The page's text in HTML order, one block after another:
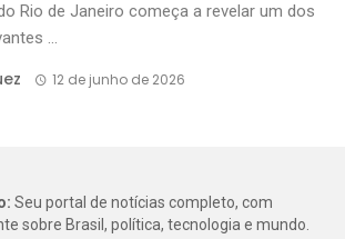
Rio de Janeiro começa a revelar um dos
...
12 de junho de 2026
Seu portal de notícias completo, com
sobre Brasil, política, tecnologia e mundo.